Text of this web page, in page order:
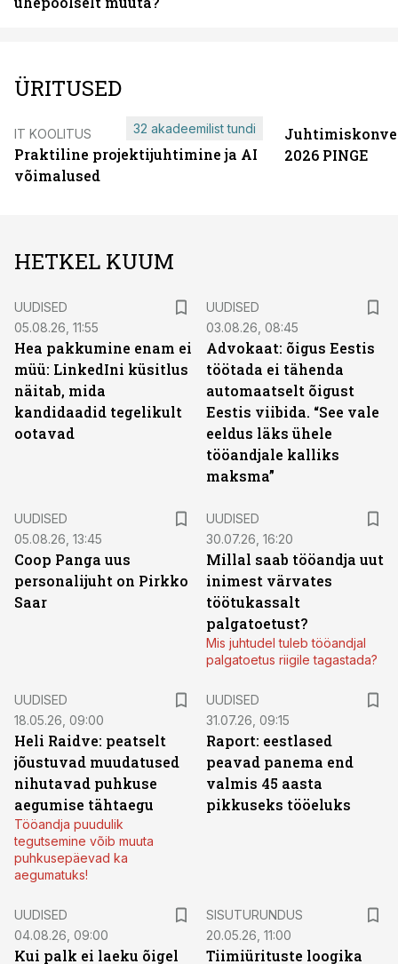
ÜRITUSED
IT KOOLITUS
Praktiline projektijuhtimine ja AI
võimalused
32 akadeemilist tundi
2026 PINGE
HETKEL KUUM
UUDISED
05.08.26, 11:55
Hea pakkumine enam ei
müü: LinkedIni küsitlus
näitab, mida
kandidaadid tegelikult
ootavad
UUDISED
03.08.26, 08:45
Advokaat: õigus Eestis
töötada ei tähenda
automaatselt õigust
Eestis viibida. “See vale
eeldus läks ühele
tööandjale kalliks
maksma”
UUDISED
05.08.26, 13:45
Coop Panga uus
personalijuht on Pirkko
Saar
UUDISED
30.07.26, 16:20
Millal saab tööandja uut
inimest värvates
töötukassalt
palgatoetust?
Mis juhtudel tuleb tööandjal
palgatoetus riigile tagastada?
UUDISED
18.05.26, 09:00
Heli Raidve: peatselt
jõustuvad muudatused
nihutavad puhkuse
aegumise tähtaegu
Tööandja puudulik
tegutsemine võib muuta
puhkusepäevad ka
aegumatuks!
UUDISED
31.07.26, 09:15
Raport: eestlased
peavad panema end
valmis 45 aasta
pikkuseks tööeluks
UUDISED
04.08.26, 09:00
Kui palk ei laeku õigel
SISUTURUNDUS
20.05.26, 11:00
Tiimiürituste loogika